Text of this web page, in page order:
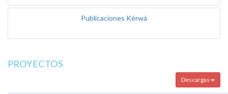
Publicaciones Kérwá
PROYECTOS
Descargas